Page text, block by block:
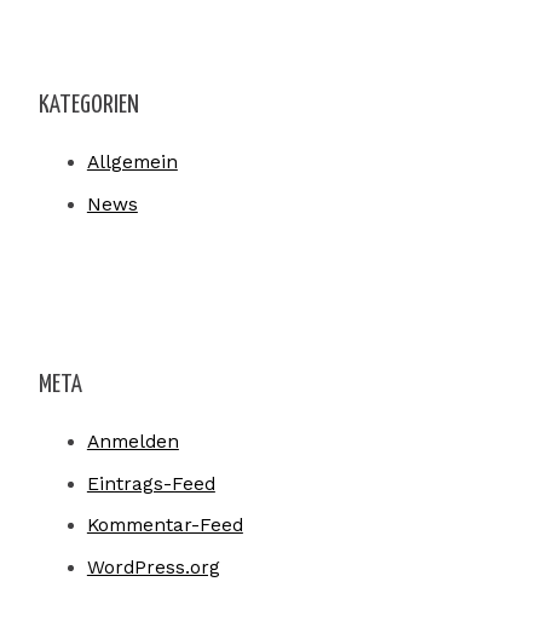
KATEGORIEN
Allgemein
News
META
Anmelden
Eintrags-Feed
Kommentar-Feed
WordPress.org